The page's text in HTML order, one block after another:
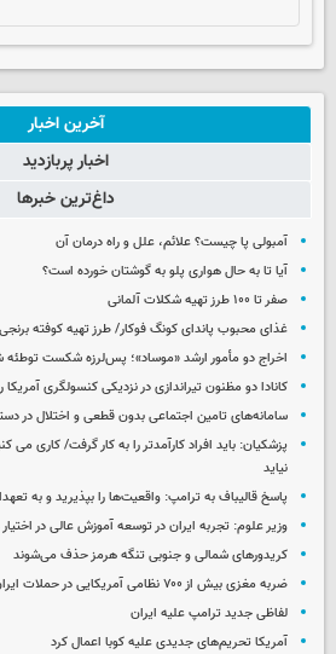
آخرین اخبار
اخبار پربازدید
داغ‌ترین خبرها
آمبولی پا چیست؟ علائم، علل و راه درمان آن
آیا تا به حال هواری پلو به گوشتان خورده است؟
صفر تا ۱۰۰ طرز تهیه شکلات آلمانی
غذای محبوب پاندای کونگ فوکار/ طرز تهیه کوفته
اخراج دو مأمور ارشد «موساد»؛ پس‌لرزه شکست توطئه
کانادا دو مظنون تیراندازی در نزدیکی کنسولگری آمریکا
سامانه‌های تامین اجتماعی بدون قطعی و اختلال در
پزشکیان: باید افراد کارآمدتر را به کار گرفت/
نیاید
پاسخ قالیباف به ترامپ: واقعیت‌ها را بپذیرید و به
وزیر علوم: تجربه ایران در توسعه آموزش عالی در
کریدورهای شمالی و جنوبی تنگه هرمز حذف می‌شوند
ضربه مغزی بیش از ۷۰۰ نظامی آمریکایی در حملات ایران
لفاظی جدید ترامپ علیه ایران
آمریکا تحریم‌های جدیدی علیه کوبا اعمال کرد